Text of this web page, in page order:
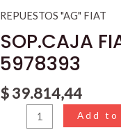
REPUESTOS "AG" FIAT
SOP.CAJA
5978393
$39.814,44
Add to